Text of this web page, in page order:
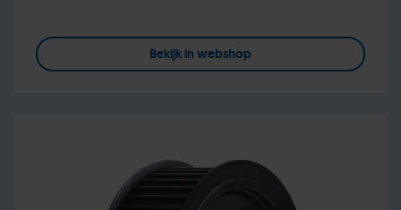
Bekijk in webshop